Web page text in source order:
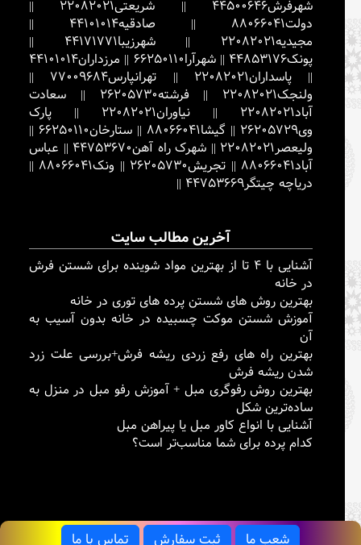
شهرفرش44500646
|| شریعتی22082021
||
دولت88066041
|| صادقیه44101014
||
مجیدیه22082021
||شهرزیبا44171771
||
پونک44853176
||شهرآرا66250110
|| مرزداران44101014
||پاسداران22082021
|| تهرانپارس77009684
||
ولنجک22082021
|| فرشته26205730
|| سعادت
آباد22082021
|| نیاوران22082021
|| پارک
وی26205729
|| گیشا88066041
|| ستارخان66250110
||
ولیعصر22082021
|| شهرک راه آهن44753670
|| عباس
آباد88066041
|| تجریش26205730
|| ونک88066041
||
دریاچه چیتگر44753669
||
آخرین مطالب سایت
آشنایی با ۴ تا از بهترین مواد شوینده برای شستن فرش
در خانه
بهترین روش های شستن پرده های توری در خانه
آموزش شستن موکت چسبیده در خانه بدون آسیب به
آن
بهترین راه های رفع زردی ریشه فرش+بررسی علت زرد
شدن ریشه فرش
بهترین روش رفوگری مبل + آموزش رفو مبل در منزل به
ساده‌ترین شکل
آشنایی با انواع کاور مبل یا پیراهن مبل
کدام پرده برای شما مناسب‌تر است؟